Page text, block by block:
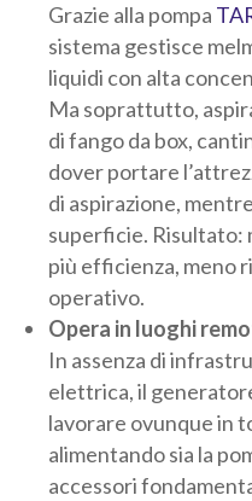
Grazie alla pompa
sistema gestisce
liquidi con alta
Ma soprattutto,
di fango da box,
dover portare
di aspirazione,
superficie. Risultato:
più efficienza, meno
operativo.
Opera in luoghi
In assenza di
elettrica, il
lavorare ovunque in
alimentando sia la
accessori